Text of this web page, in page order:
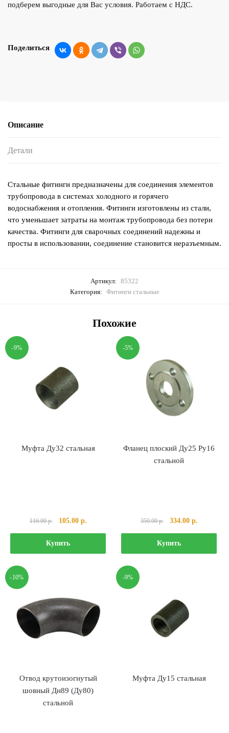
подберем выгодные для Вас условия. Работаем с НДС.
Поделиться
Описание
Детали
Стальные фитинги предназначены для соединения элементов
трубопровода в системах холодного и горячего
водоснабжения и отопления. Фитинги изготовлены из стали,
что уменьшает затраты на монтаж трубопровода без потери
качества. Фитинги для сварочных соединений надежны и
просты в использовании, соединение становится неразъемным.
Артикул: 85322
Категория: Фитинги стальные
Похожие
-9%
Муфта Ду32 стальная
116.00р.
Первоначальная
цена
составляла
116.00 р..
105.00 р.Текущая
цена:
Купить
-5%
Фланец плоский Ду25 Ру16
стальной
350.00р.
Первоначальная
цена
составляла
350.00 р..
334.00 р.Текущая
цена:
Купить
-10%
Отвод крутоизогнутый
шовный Дн89 (Ду80)
стальной
-9%
Муфта Ду15 стальная